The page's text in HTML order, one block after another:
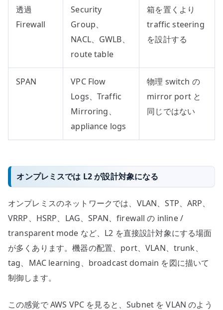
透過
Firewall
Security
Group、
NACL、GWLB、
route table
箱を置くより
traffic steering
を設計する
SPAN
VPC Flow
Logs、Traffic
Mirroring、
appliance logs
物理 switch の
mirror port と
同じではない
オンプレミスでは L2 が設計対象になる
オンプレミスのネットワークでは、VLAN、STP、ARP、
VRRP、HSRP、LAG、SPAN、firewall の inline /
transparent mode など、L2 を直接設計対象にする場面
が多くあります。機器の配置、port、VLAN、trunk、
tag、MAC learning、broadcast domain を図に描いて
制御します。
この感覚で AWS VPC を見ると、Subnet を VLAN のよう